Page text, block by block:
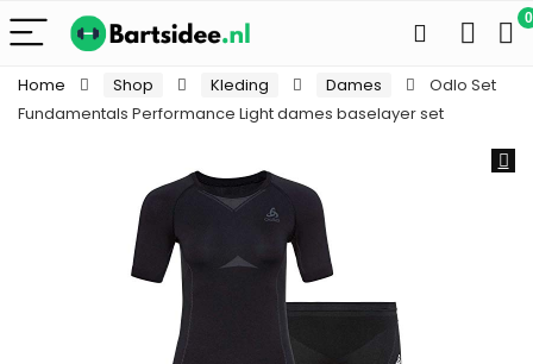
0
Home Shop Kleding Dames
Odlo Set
Fundamentals Performance Light dames baselayer set